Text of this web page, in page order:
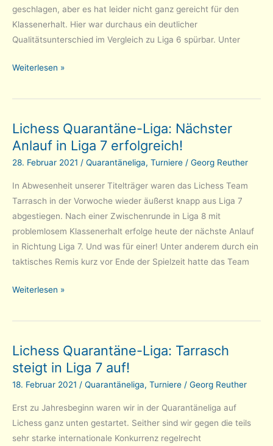
geschlagen, aber es hat leider nicht ganz gereicht für den
Klassenerhalt. Hier war durchaus ein deutlicher
Qualitätsunterschied im Vergleich zu Liga 6 spürbar. Unter
Lichess
Liga:
geht
weiter
aufwärts
jetzt
in
Liga
6!
Weiterlesen »
Lichess Quarantäne-Liga: Nächster
Anlauf in Liga 7 erfolgreich!
28. Februar 2021 / Quarantäneliga, Turniere / Georg Reuther
In Abwesenheit unserer Titelträger waren das Lichess Team
Tarrasch in der Vorwoche wieder äußerst knapp aus Liga 7
abgestiegen. Nach einer Zwischenrunde in Liga 8 mit
problemlosem Klassenerhalt erfolge heute der nächste Anlauf
in Richtung Liga 7. Und was für einer! Unter anderem durch ein
taktisches Remis kurz vor Ende der Spielzeit hatte das Team
Lichess
Liga:
Anlauf
in
Liga
erfolgreich!
Weiterlesen »
Lichess Quarantäne-Liga: Tarrasch
steigt in Liga 7 auf!
18. Februar 2021 / Quarantäneliga, Turniere / Georg Reuther
Erst zu Jahresbeginn waren wir in der Quarantäneliga auf
Lichess ganz unten gestartet. Seither sind wir gegen die teils
sehr starke internationale Konkurrenz regelrecht